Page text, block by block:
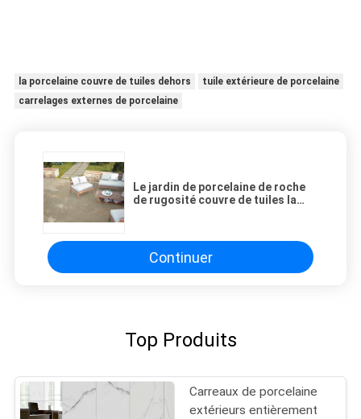
la porcelaine couvre de tuiles dehors
tuile extérieure de porcelaine
carrelages externes de porcelaine
Le jardin de porcelaine de roche
de rugosité couvre de tuiles la
Continuer
Top Produits
Carreaux de porcelaine
extérieurs entièrement